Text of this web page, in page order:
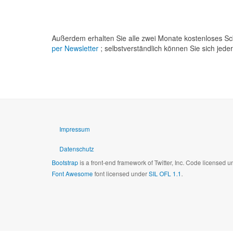
Außerdem erhalten Sie alle zwei Monate kostenloses
per Newsletter ; selbstverständlich können Sie sich
Impressum
Datenschutz
Bootstrapis a front-end framework of Twitter, Inc. Code licensed
Font Awesomefont licensed underSIL OFL 1.1.